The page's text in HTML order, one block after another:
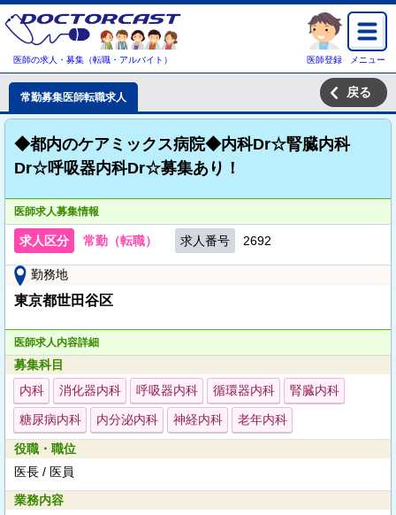
医師の求人・募集（転職・アルバイト） 医師登録 メニュー
常勤募集医師転職求人 戻る
◆都内のケアミックス病院◆内科Dr☆腎臓内科
Dr☆呼吸器内科Dr☆募集あり！
医師求人募集情報
求人区分 常勤（転職） 求人番号 2692
勤務地
東京都世田谷区
医師求人内容詳細
募集科目
内科
消化器内科 呼吸器内科 循環器内科 腎臓内科
糖尿病内科 内分泌内科 神経内科 老年内科
役職・職位
医長 / 医員
業務内容